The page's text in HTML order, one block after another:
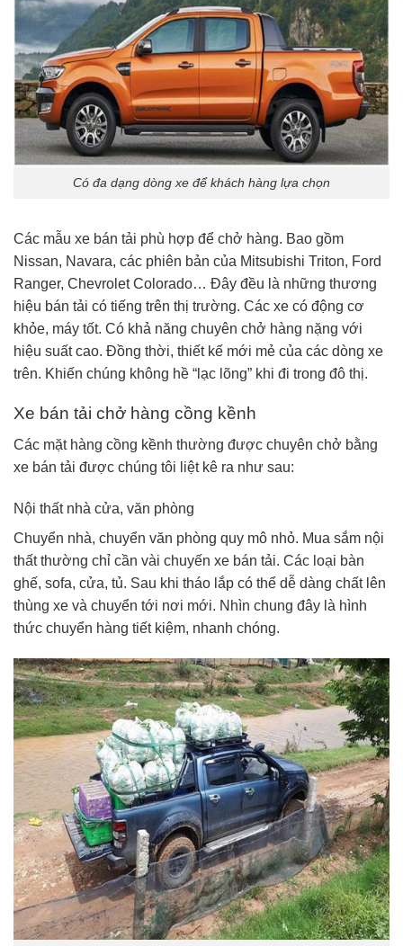
Có đa dạng dòng xe để khách hàng lựa chọn
Các mẫu xe bán tải phù hợp để chở hàng. Bao gồm
Nissan, Navara, các phiên bản của Mitsubishi Triton, Ford
Ranger, Chevrolet Colorado… Đây đều là những thương
hiệu bán tải có tiếng trên thị trường. Các xe có động cơ
khỏe, máy tốt. Có khả năng chuyên chở hàng nặng với
hiệu suất cao. Đồng thời, thiết kế mới mẻ của các dòng xe
trên. Khiến chúng không hề “lạc lõng” khi đi trong đô thị.
Xe bán tải chở hàng cồng kềnh
Các mặt hàng cồng kềnh thường được chuyên chở bằng
xe bán tải được chúng tôi liệt kê ra như sau:
Nội thất nhà cửa, văn phòng
Chuyển nhà, chuyển văn phòng quy mô nhỏ. Mua sắm nội
thất thường chỉ cần vài chuyến xe bán tải. Các loại bàn
ghế, sofa, cửa, tủ. Sau khi tháo lắp có thể dễ dàng chất lên
thùng xe và chuyển tới nơi mới. Nhìn chung đây là hình
thức chuyển hàng tiết kiệm, nhanh chóng.